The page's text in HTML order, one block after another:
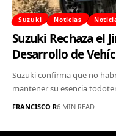
Suzuki Noticias
Suzuki Rechaza el
Desarrollo de
Suzuki confirma que no
mantener su esencia
FRANCISCO R6 MIN READ